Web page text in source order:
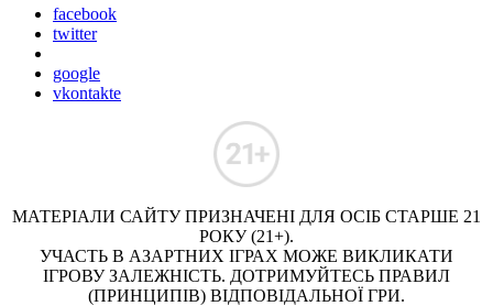
facebook
twitter
google
vkontakte
МАТЕРІАЛИ САЙТУ ПРИЗНАЧЕНІ ДЛЯ ОСІБ СТАРШЕ 21
РОКУ (21+).
УЧАСТЬ В АЗАРТНИХ ІГРАХ МОЖЕ ВИКЛИКАТИ
ІГРОВУ ЗАЛЕЖНІСТЬ. ДОТРИМУЙТЕСЬ ПРАВИЛ
(ПРИНЦИПІВ) ВІДПОВІДАЛЬНОЇ ГРИ.